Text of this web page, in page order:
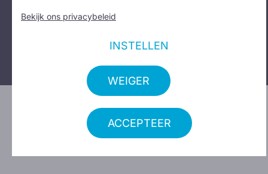
Copyright 2023
Bekijk ons privacybeleid
INSTELLEN
WEIGER
ACCEPTEER